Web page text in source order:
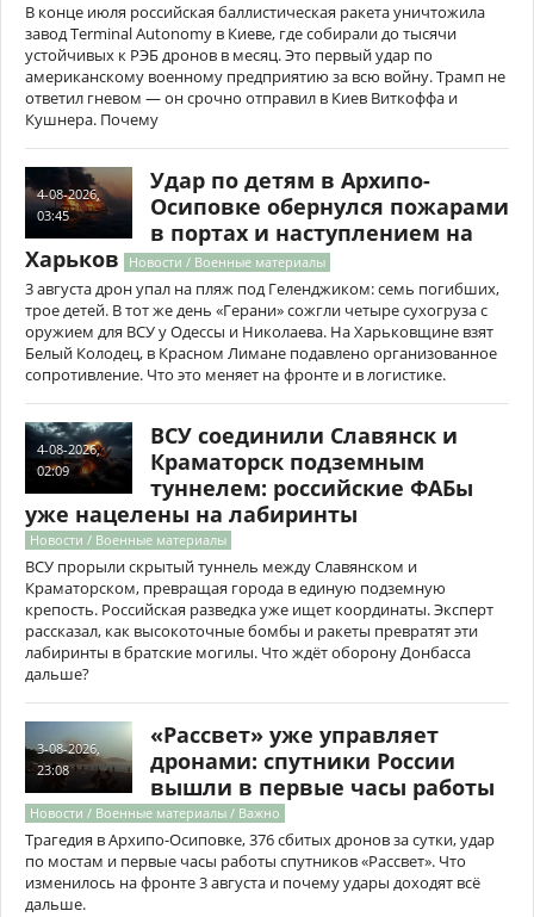
В конце июля российская баллистическая ракета уничтожила
завод Terminal Autonomy в Киеве, где собирали до тысячи
устойчивых к РЭБ дронов в месяц. Это первый удар по
американскому военному предприятию за всю войну. Трамп не
ответил гневом — он срочно отправил в Киев Виткоффа и
Кушнера. Почему
4-08-2026,
03:45
Удар по детям в Архипо-
Осиповке обернулся пожарами
в портах и наступлением на
Харьков
Новости / Военные материалы
3 августа дрон упал на пляж под Геленджиком: семь погибших,
трое детей. В тот же день «Герани» сожгли четыре сухогруза с
оружием для ВСУ у Одессы и Николаева. На Харьковщине взят
Белый Колодец, в Красном Лимане подавлено организованное
сопротивление. Что это меняет на фронте и в логистике.
4-08-2026,
02:09
ВСУ соединили Славянск и
Краматорск подземным
туннелем: российские ФАБы
уже нацелены на лабиринты
Новости / Военные материалы
ВСУ прорыли скрытый туннель между Славянском и
Краматорском, превращая города в единую подземную
крепость. Российская разведка уже ищет координаты. Эксперт
рассказал, как высокоточные бомбы и ракеты превратят эти
лабиринты в братские могилы. Что ждёт оборону Донбасса
дальше?
3-08-2026,
23:08
«Рассвет» уже управляет
дронами: спутники России
вышли в первые часы работы
Новости / Военные материалы / Важно
Трагедия в Архипо-Осиповке, 376 сбитых дронов за сутки, удар
по мостам и первые часы работы спутников «Рассвет». Что
изменилось на фронте 3 августа и почему удары доходят всё
дальше.